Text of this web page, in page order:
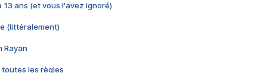
13 ans (et vous l'avez ignoré)
(littéralement)
Rayan
toutes les règles